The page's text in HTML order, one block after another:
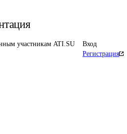
участникам ATI.SU
Вход
Регистрация